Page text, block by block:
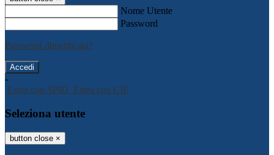
Nome Utente
Password
Password dimenticata?
-
Entra con SPID Entra con CIE
Seleziona utente
button close ×